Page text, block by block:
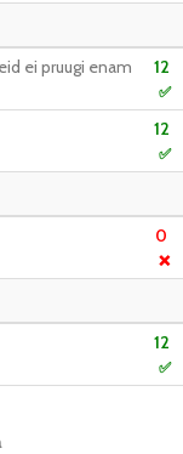
ei pruugi enam
12
✅
12
✅
0
❌
12
✅